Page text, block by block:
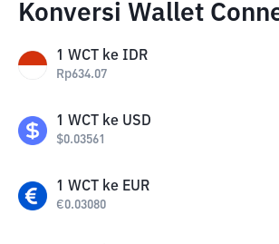
Konversi Wallet
1 WCT ke IDR
Rp634.07
1 WCT ke USD
$0.03561
1 WCT ke EUR
€0.03080